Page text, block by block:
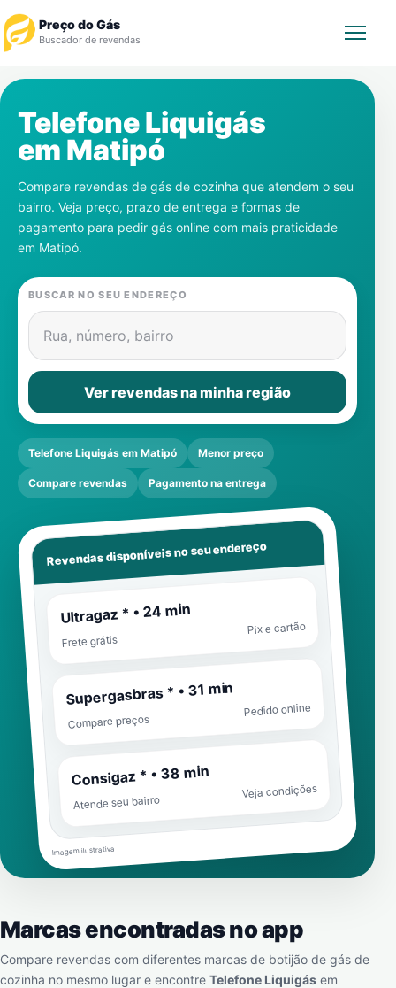
Preço do Gás
Buscador de revendas
Revendedor
Notícias
Cadastre-se
Gás
Contatos
Telefone Liquigás
em Matipó
Compare revendas de gás de cozinha que atendem o seu
bairro. Veja preço, prazo de entrega e formas de
pagamento para pedir gás online com mais praticidade
em Matipó.
BUSCAR NO SEU ENDEREÇO
Rua, número, bairro
Ver revendas na minha região
Telefone Liquigás em Matipó Menor preço
Compare revendas Pagamento na entrega
Revendas disponíveis no seu endereço
Ultragaz * • 24 min
Frete grátis
Pix e cartão
Supergasbras * • 31 min
Compare preços
Pedido online
Consigaz * • 38 min
Atende seu bairro
Veja condições
Imagem ilustrativa
Marcas encontradas no app
Compare revendas com diferentes marcas de botijão de gás de
cozinha no mesmo lugar e encontre Telefone Liquigás em